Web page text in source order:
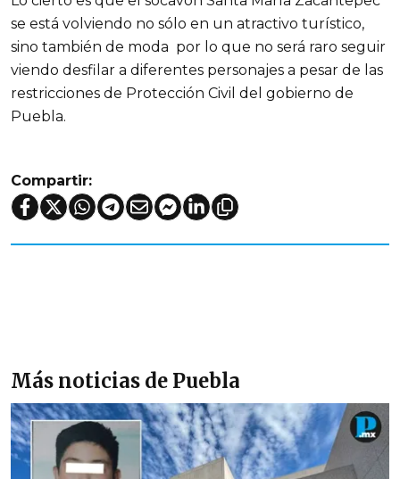
se está volviendo no sólo en un atractivo turístico,
sino también de moda por lo que no será raro seguir
viendo desfilar a diferentes personajes a pesar de las
restricciones de Protección Civil del gobierno de
Puebla.
Compartir:
Más noticias de Puebla